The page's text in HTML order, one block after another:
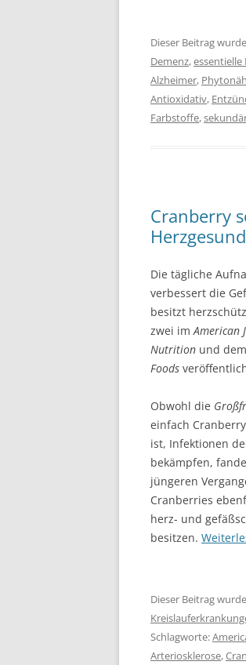
Dieser Beitrag
Demenz,
Alzheimer,
Antioxidativ,
Farbstoffe,
Cranberry
Die tägliche
verbessert die
besitzt
zwei imAmerican
Nutrition und dem
Foods
Obwohl die
einfach
ist, Infektionen
bekämpfen,
jüngeren
Cranberries
herz- und
besitzen.
Dieser Beitrag
Schlagworte:
Arteriosklerose,